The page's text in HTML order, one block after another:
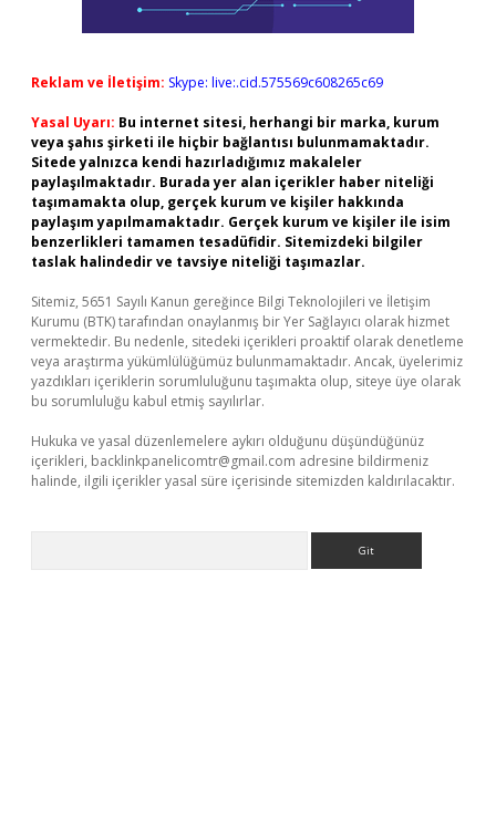
Reklam ve İletişim: Skype: live:.cid.575569c608265c69
Yasal Uyarı: Bu internet sitesi, herhangi bir marka, kurum
veya şahıs şirketi ile hiçbir bağlantısı bulunmamaktadır.
Sitede yalnızca kendi hazırladığımız makaleler
paylaşılmaktadır. Burada yer alan içerikler haber niteliği
taşımamakta olup, gerçek kurum ve kişiler hakkında
paylaşım yapılmamaktadır. Gerçek kurum ve kişiler ile isim
benzerlikleri tamamen tesadüfidir. Sitemizdeki bilgiler
taslak halindedir ve tavsiye niteliği taşımazlar.
Sitemiz, 5651 Sayılı Kanun gereğince Bilgi Teknolojileri ve İletişim
Kurumu (BTK) tarafından onaylanmış bir Yer Sağlayıcı olarak hizmet
vermektedir. Bu nedenle, sitedeki içerikleri proaktif olarak denetleme
veya araştırma yükümlülüğümüz bulunmamaktadır. Ancak, üyelerimiz
yazdıkları içeriklerin sorumluluğunu taşımakta olup, siteye üye olarak
bu sorumluluğu kabul etmiş sayılırlar.
Hukuka ve yasal düzenlemelere aykırı olduğunu düşündüğünüz
içerikleri, backlinkpanelicomtr@gmail.com adresine bildirmeniz
halinde, ilgili içerikler yasal süre içerisinde sitemizden kaldırılacaktır.